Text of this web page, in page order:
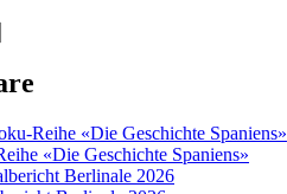
Reihe «Die Geschichte Spaniens»
«Die Geschichte Spaniens»
Berlinale 2026